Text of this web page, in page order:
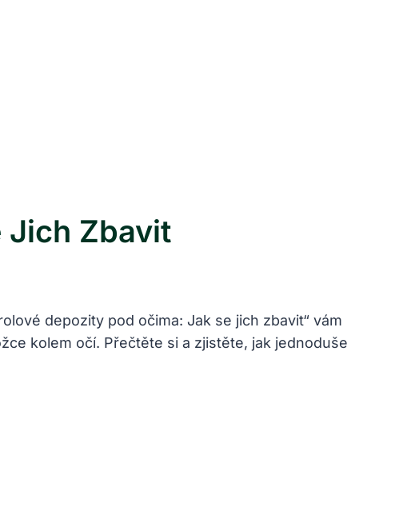
Jich Zbavit
depozity pod očima: Jak se jich zbavit“ vám
kolem očí. Přečtěte si a zjistěte, jak jednoduše